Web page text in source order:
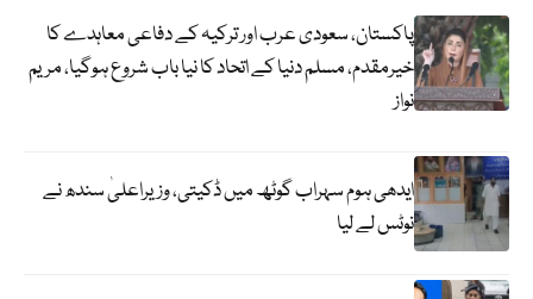
پاکستان، سعودی عرب اور ترکیہ کے دفاعی معاہدے کا
خیرمقدم، مسلم دنیا کے اتحاد کا نیا باب شروع ہوگیا، مریم
نواز
ایدھی ہوم سہراب گوٹھ میں ڈکیتی، وزیراعلیٰ سندھ نے
نوٹس لے لیا